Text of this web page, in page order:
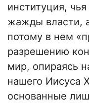
институция,
жажды власти,
потому в нем
разрешению
мир, опираясь
нашего Иисуса
основанные